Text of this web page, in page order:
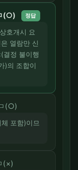
(○) 정답
호개시 요
열람만 신
결정 불이행
)의 조합이
(○)
포함)이므
(×)